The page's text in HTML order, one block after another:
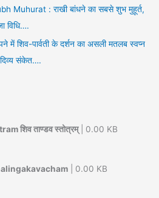
Muhurat : राखी बांधने का सबसे शुभ मुहूर्त,
विधि….
शिव-पार्वती के दर्शन का असली मतलब स्वप्न
संकेत….
शिव ताण्डव स्तोत्रम्| 0.00 KB
| 0.00 KB